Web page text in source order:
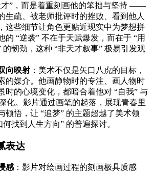
才”，而是着重刻画他的笨拙与坚持 ——
生疏、被老师批评时的挫败、看到他人
这些细节让角色更贴近现实中为梦想拼
的 “逆袭” 不在于天赋爆发，而在于 “用
的韧劲，这种 “非天才叙事” 极易引发观
向映射 ：美术不仅是矢口八虎的目标，
的媒介。他画静物时的专注、画人物时
时的心境变化，都暗合着他对 “自我” 与
化。影片通过画笔的起落，展现青春里
顿悟，让 “追梦” 的主题超越了美术领
找到人生方向” 的普遍探讨。
表达
感 ：影片对绘画过程的刻画极具质感